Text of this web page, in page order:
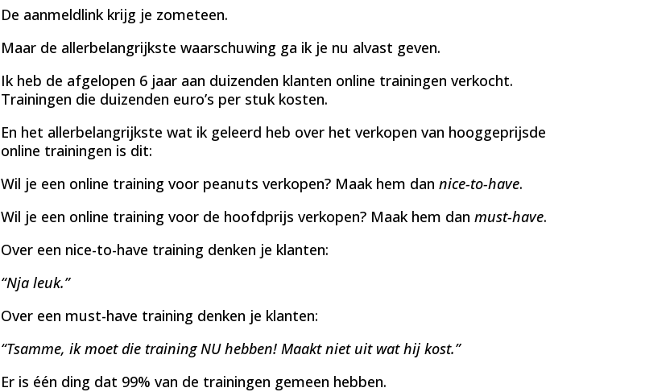
De aanmeldlink krijg je zometeen.
Maar de allerbelangrijkste waarschuwing ga ik je nu alvast geven.
Ik heb de afgelopen 6 jaar aan duizenden klanten online trainingen verkocht.
Trainingen die duizenden euro’s per stuk kosten.
En het allerbelangrijkste wat ik geleerd heb over het verkopen van hooggeprijsde
online trainingen is dit:
Wil je een online training voor peanuts verkopen? Maak hem dan nice-to-have.
Wil je een online training voor de hoofdprijs verkopen? Maak hem dan must-have.
Over een nice-to-have training denken je klanten:
“Nja leuk.”
Over een must-have training denken je klanten:
“Tsamme, ik moet die training NU hebben! Maakt niet uit wat hij kost.”
Er is één ding dat 99% van de trainingen gemeen hebben.